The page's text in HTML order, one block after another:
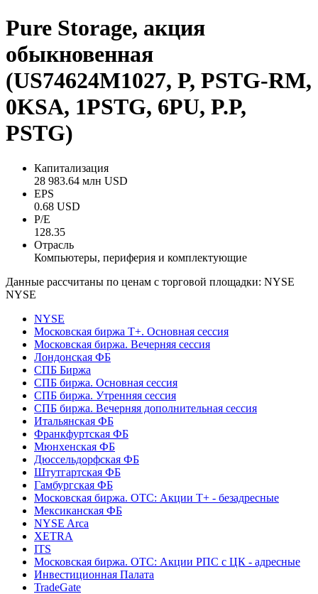
Pure Storage, акция
обыкновенная
(US74624M1027, P, PSTG-RM,
0KSA, 1PSTG, 6PU, P.P,
PSTG)
Капитализация
28 983.64 млн USD
EPS
0.68 USD
P/E
128.35
Отрасль
Компьютеры, периферия и комплектующие
Данные рассчитаны по ценам с торговой площадки: NYSE
NYSE
NYSE
Московская биржа Т+. Основная сессия
Московская биржа. Вечерняя сессия
Лондонская ФБ
СПБ Биржа
СПБ биржа. Основная сессия
СПБ биржа. Утренняя сессия
СПБ биржа. Вечерняя дополнительная сессия
Итальянская ФБ
Франкфуртская ФБ
Мюнхенская ФБ
Дюссельдорфская ФБ
Штутгартская ФБ
Гамбургская ФБ
Московская биржа. OTC: Акции T+ - безадресные
Мексиканская ФБ
NYSE Arca
XETRA
ITS
Московская биржа. OTC: Акции РПС с ЦК - адресные
Инвестиционная Палата
TradeGate